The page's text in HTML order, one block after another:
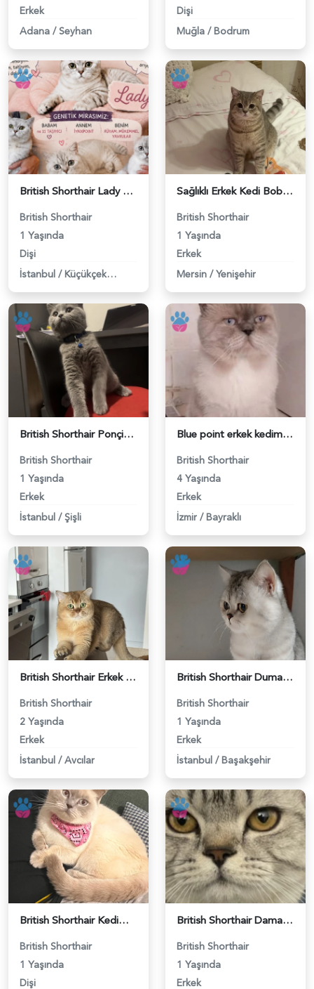
Erkek
Adana / Seyhan
Dişi
Muğla / Bodrum
British Shorthair Lady kociş arıyor - 118984656
British Shorthair
1 Yaşında
Dişi
İstanbul / Küçükçekmece
Sağlıklı Erkek Kedi Bobi’ye Eş Aranıyor - 118984657
British Shorthair
1 Yaşında
Erkek
Mersin / Yenişehir
British Shorthair Ponçiğim Eş Arıyor - 118984654
British Shorthair
1 Yaşında
Erkek
İstanbul / Şişli
Blue point erkek kedimize dişi eş arıyoruz - 118984655
British Shorthair
4 Yaşında
Erkek
İzmir / Bayraklı
British Shorthair Erkek Kızgınlıkta - 118984651
British Shorthair
2 Yaşında
Erkek
İstanbul / Avcılar
British Shorthair Duma Eş Arıyorum - 118984650
British Shorthair
1 Yaşında
Erkek
İstanbul / Başakşehir
British Shorthair Kedime Eş Arıyorum - 118984649
British Shorthair
1 Yaşında
Dişi
British Shorthair Damadımıza Gelin Arıyoruz - 118984627
British Shorthair
1 Yaşında
Erkek